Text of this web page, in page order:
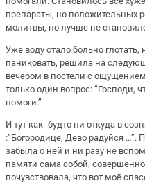
препараты, но положительных
молитвы, но лучше не
Уже воду стало больно
паниковать, решила на
вечером в постели с
только один вопрос: “Господи,
помоги.”
И тут как- будто ни откуда в
:”Богородице, Дево радуйся …”.
забыла о ней и ни разу не
памяти сама собой,
почувствовала, что вот моё